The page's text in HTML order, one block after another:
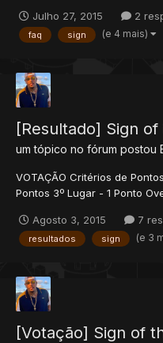
da Semana) é um concurso
artística, além de premiar os
Julho 27, 2015 2
faq sign (e 4 mais)
[Resultado] Sign
um tópico no fórum postou
VOTAÇÃO Critérios de
Pontos 3º Lugar - 1 Ponto
4 crownzs = 3,1,2,3 = 9
Francisco Souza = 3,3,1,...
Agosto 3, 2015 7
resultados sign (e 3
[Votação] Sign of